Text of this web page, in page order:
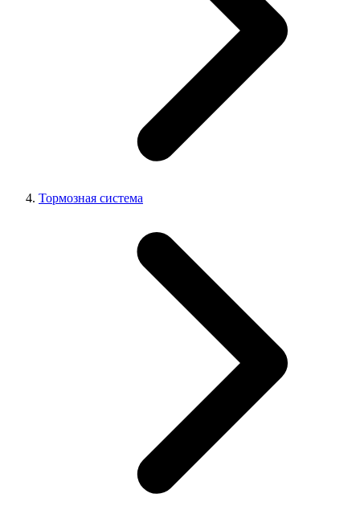
Тормозная система